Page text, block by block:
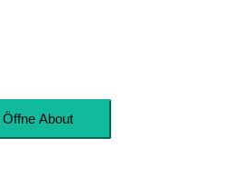
Öffne About